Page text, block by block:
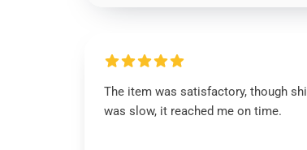
The item was satisfactory, though
was slow, it reached me on time.